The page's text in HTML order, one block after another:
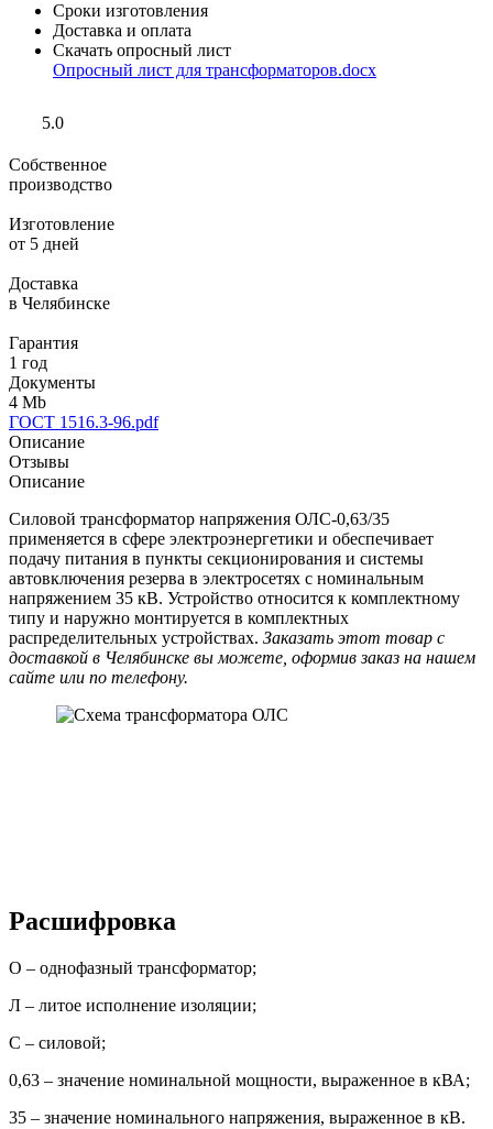
Сроки изготовления
Доставка и оплата
Скачать опросный лист
Опросный лист для трансформаторов.docx
5.0
Собственное
производство
Изготовление
от 5 дней
Доставка
в Челябинске
Гарантия
1 год
Документы
4 Mb
ГОСТ 1516.3-96.pdf
Описание
Отзывы
Описание
Силовой трансформатор напряжения ОЛС-0,63/35
применяется в сфере электроэнергетики и обеспечивает
подачу питания в пункты секционирования и системы
автовключения резерва в электросетях с номинальным
напряжением 35 кВ. Устройство относится к комплектному
типу и наружно монтируется в комплектных
распределительных устройствах. Заказать этот товар с
доставкой в Челябинске вы можете, оформив заказ на нашем
сайте или по телефону.
Расшифровка
О – однофазный трансформатор;
Л – литое исполнение изоляции;
С – силовой;
0,63 – значение номинальной мощности, выраженное в кВА;
35 – значение номинального напряжения, выраженное в кВ.